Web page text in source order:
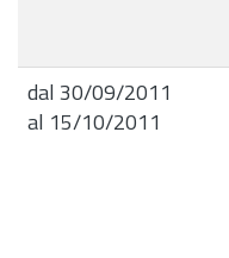
dal 30/09/2011
al 15/10/2011